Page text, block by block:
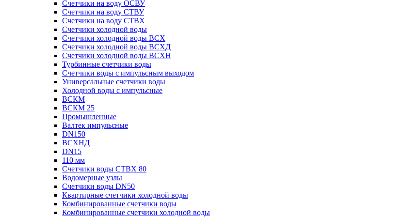
Счетчики на воду ОСВУ
Счетчики на воду СТВУ
Счетчики на воду СТВХ
Счетчики холодной воды
Счетчики холодной воды ВСХ
Счетчики холодной воды ВСХД
Счетчики холодной воды ВСХН
Турбинные счетчики воды
Счетчики воды с импульсным выходом
Универсальные счетчики воды
Холодной воды с импульсные
ВСКМ
ВСКМ 25
Промышленные
Валтек импульсные
DN150
ВСХНД
DN15
110 мм
Счетчики воды СТВХ 80
Водомерные узлы
Счетчики воды DN50
Квартирные счетчики холодной воды
Комбинированные счетчики воды
Комбинированные счетчики холодной воды